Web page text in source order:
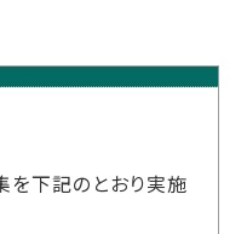
を下記のとおり実施